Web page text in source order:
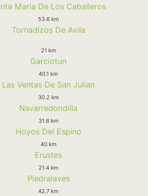
Maria De Los Caballeros
53.6 km
Tornadizos De Avila
21 km
Garciotun
40.1 km
Las Ventas De San Julian
30.2 km
Navarredondilla
31.8 km
Hoyos Del Espino
40 km
Erustes
21.4 km
Piedralaves
42.7 km